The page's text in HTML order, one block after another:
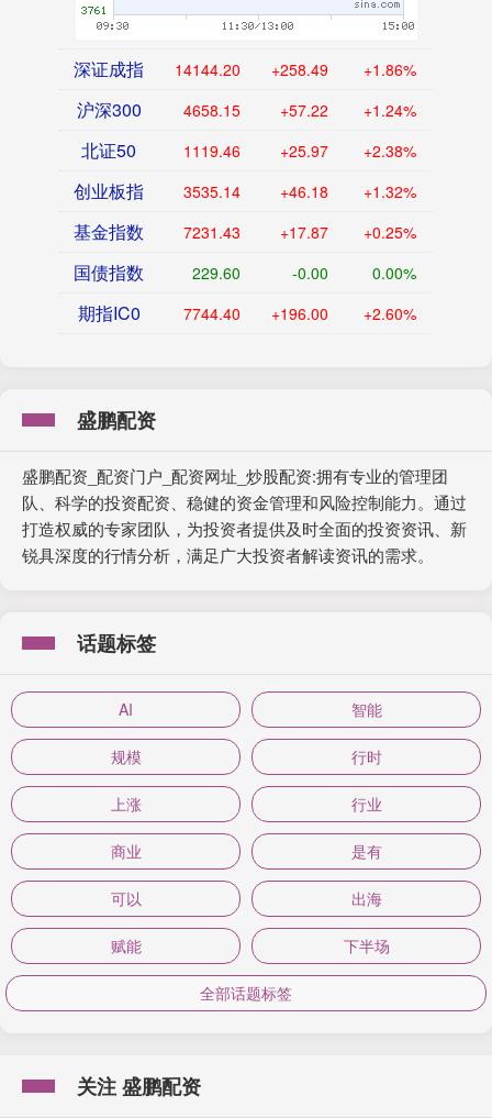
深证成指 14144.20 +258.49 +1.86%
沪深300 4658.15 +57.22 +1.24%
北证50 1119.46 +25.97 +2.38%
创业板指 3535.14 +46.18 +1.32%
基金指数 7231.43 +17.87 +0.25%
国债指数 229.60 -0.00 0.00%
期指IC0 7744.40 +196.00 +2.60%
盛鹏配资
盛鹏配资_配资门户_配资网址_炒股配资:拥有专业的管理团
队、科学的投资配资、稳健的资金管理和风险控制能力。通过
打造权威的专家团队，为投资者提供及时全面的投资资讯、新
锐具深度的行情分析，满足广大投资者解读资讯的需求。
话题标签
AI 智能
规模 行时
上涨 行业
商业 是有
可以 出海
赋能 下半场
全部话题标签
关注 盛鹏配资